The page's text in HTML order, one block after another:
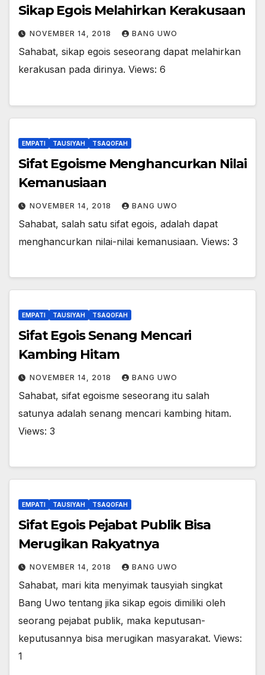
Sikap Egois Melahirkan Kerakusaan
NOVEMBER 14, 2018 BANG UWO
Sahabat, sikap egois seseorang dapat melahirkan
kerakusan pada dirinya. Views: 6
EMPATI TAUSIYAH TSAQOFAH
Sifat Egoisme Menghancurkan Nilai
Kemanusiaan
NOVEMBER 14, 2018 BANG UWO
Sahabat, salah satu sifat egois, adalah dapat
menghancurkan nilai-nilai kemanusiaan. Views: 3
EMPATI TAUSIYAH TSAQOFAH
Sifat Egois Senang Mencari
Kambing Hitam
NOVEMBER 14, 2018 BANG UWO
Sahabat, sifat egoisme seseorang itu salah
satunya adalah senang mencari kambing hitam.
Views: 3
EMPATI TAUSIYAH TSAQOFAH
Sifat Egois Pejabat Publik Bisa
Merugikan Rakyatnya
NOVEMBER 14, 2018 BANG UWO
Sahabat, mari kita menyimak tausyiah singkat
Bang Uwo tentang jika sikap egois dimiliki oleh
seorang pejabat publik, maka keputusan-
keputusannya bisa merugikan masyarakat. Views:
1